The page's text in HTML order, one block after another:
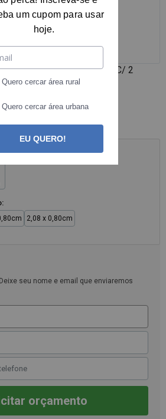
Insul Pintado - C/ 2
todo o Brasil
2,08 x 0,80cm
seu nome e email que enviaremos
orçamento
um cupom para usar
hoje.
Quero cercar área rural
Quero cercar área urbana
EU QUERO!